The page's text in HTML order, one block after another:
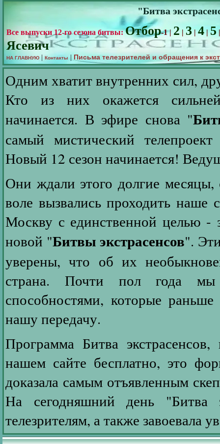
"Битва
Все выпуски 12-го сезона битвы: Отбор-1 | 2 | 3|4|5
Ясевич
НА ГЛАВНУЮ|Контакты| Письма телезрителей и обращения к
Одним хватит внутренних сил,
Кто из них окажется
начинается. В эфире снова "
самый мистический
Новый 12 сезон начинается!
Они ждали этого долгие
воле вызвались проходить
Москву с единственной целью -
новой "Битвы экстрасенсов".
уверены, что об их
страна. Почти пол года мы
способностями, которые
нашу передачу.
Программа Битва
нашем сайте бесплатно, это
доказала самым отъявленным
На сегодняшний день "Битва
телезрителям, а также завоевала